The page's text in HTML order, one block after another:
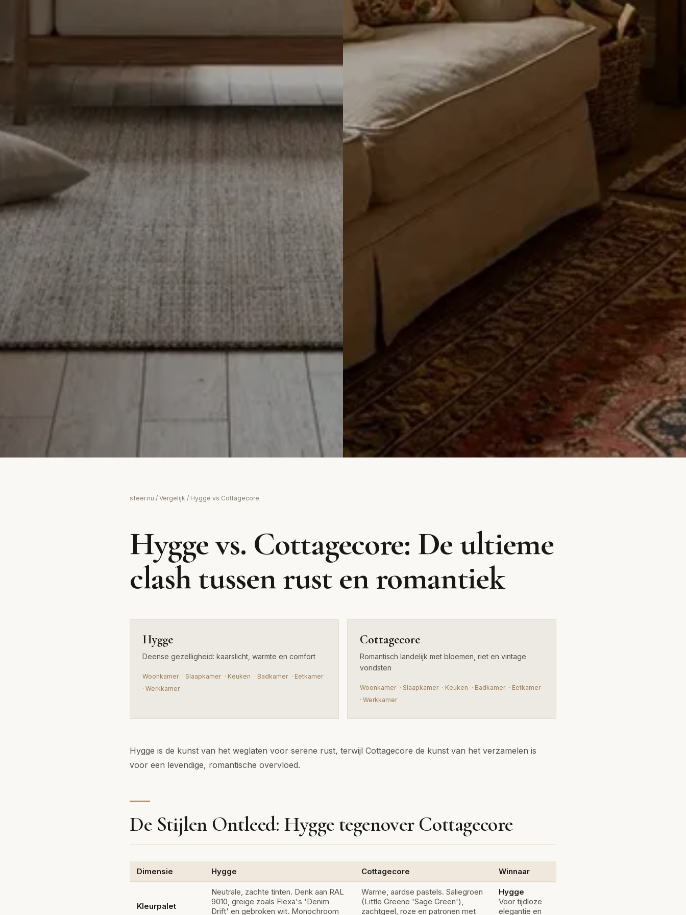
vintage vondsten
sfeer.nu / Vergelijk / Hygge vs Cottagecore
Hygge vs. Cottagecore: De ultieme
clash tussen rust en romantiek
Hygge
Deense gezelligheid: kaarslicht, warmte en comfort
Woonkamer · Slaapkamer · Keuken · Badkamer · Eetkamer
· Werkkamer
Cottagecore
Romantisch landelijk met bloemen, riet en vintage
vondsten
Woonkamer · Slaapkamer · Keuken · Badkamer · Eetkamer
· Werkkamer
Hygge is de kunst van het weglaten voor serene rust, terwijl Cottagecore de kunst van het verzamelen is
voor een levendige, romantische overvloed.
De Stijlen Ontleed: Hygge tegenover Cottagecore
Dimensie Hygge Cottagecore Winnaar
Kleurpalet
Neutrale, zachte tinten. Denk aan RAL
9010, greige zoals Flexa's 'Denim
Drift' en gebroken wit. Monochroom
Warme, aardse pastels. Saliegroen
(Little Greene 'Sage Green'),
zachtgeel, roze en patronen met
Hygge
Voor tijdloze
elegantie en